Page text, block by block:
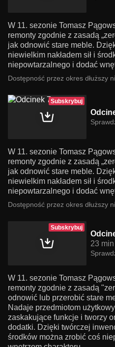
W 11. sezonie Tomasz
remonty zgodnie z zasadą
jak odnowić stare meble.
niewielkim nakładem sił i
niepowtarzalnego i dodać
Dostępność przez okres dłuższy
Subskrybuj
W 11. sezonie Tomasz
remonty zgodnie z zasadą
jak odnowić stare meble.
niewielkim nakładem sił i
niepowtarzalnego i dodać
Dostępność przez okres dłuższy
Subskrybuj
23 min
W 11. sezonie Tomasz
remonty zgodnie z zasadą
odnowić lub przerobić stare
Nadaje przedmiotom
zaskakujące funkcje i tworzy
dodatki. Dzięki twórczej
środków można zrobić coś